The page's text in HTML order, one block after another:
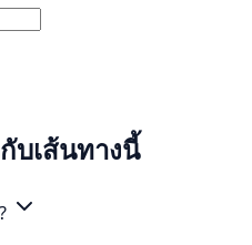
บเส้นทางนี้